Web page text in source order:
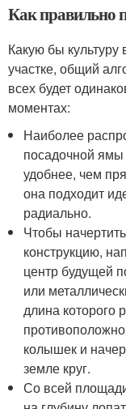
Как правильно
Какую бы
участке, общий
всех будет
моментах:
Наиболее
посадочной ямы
удобнее, чем
она подходит
радиально.
Чтобы
конструкцию,
центр будущей
или
длина которого
колышек и
земле круг.
Со всей